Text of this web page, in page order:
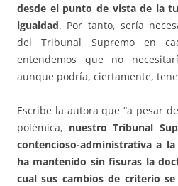
desde el punto de vista de la
igualdad. Por tanto, sería
del Tribunal Supremo en
entendemos que no
aunque podría, ciertamente,
Escribe la autora que “a pesar
polémica, nuestro Tribunal
contencioso-administrativa a
ha mantenido sin fisuras la
cual sus cambios de criterio